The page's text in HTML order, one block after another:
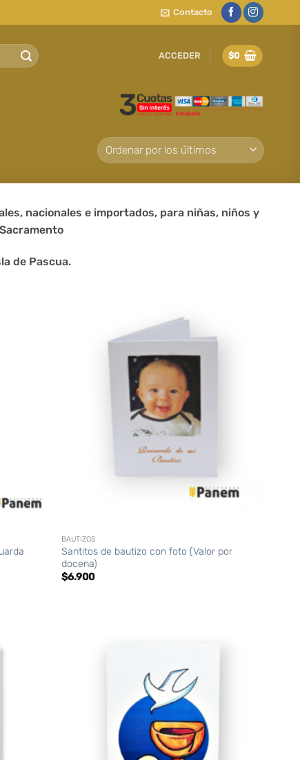
Contacto
ACCEDER $0
nacionales e importados, para niñas, niños y
de Pascua.
BAUTIZOS
Santitos de bautizo con foto (Valor por
docena)
$6.900